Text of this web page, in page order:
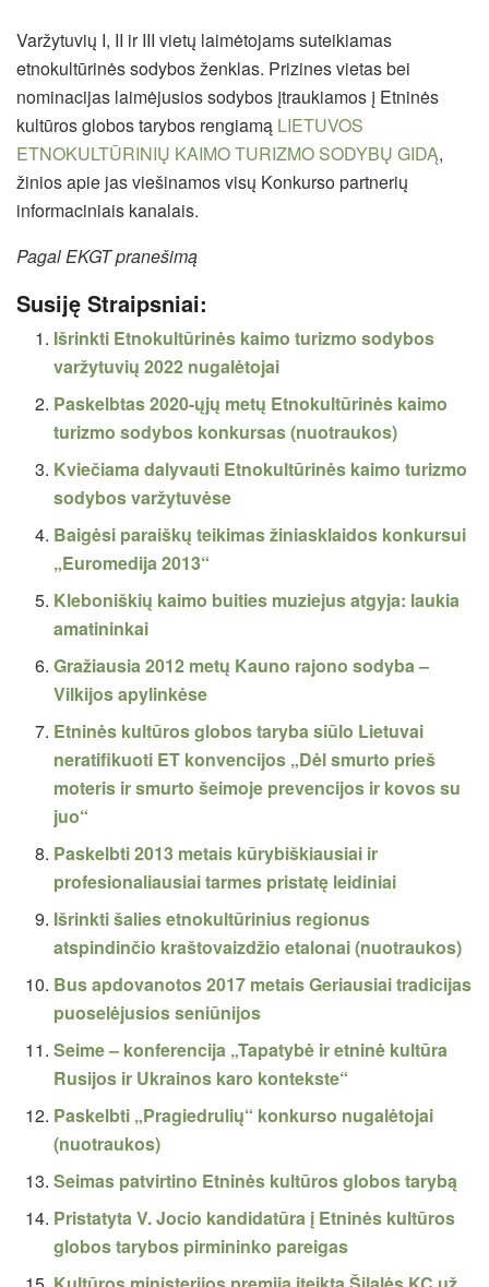
Varžytuvių I, II ir III vietų laimėtojams suteikiamas
etnokultūrinės sodybos ženklas. Prizines vietas bei
nominacijas laimėjusios sodybos įtraukiamos į Etninės
kultūros globos tarybos rengiamą LIETUVOS
ETNOKULTŪRINIŲ KAIMO TURIZMO SODYBŲ GIDĄ,
žinios apie jas viešinamos visų Konkurso partnerių
informaciniais kanalais.
Pagal EKGT pranešimą
Susiję Straipsniai:
Išrinkti Etnokultūrinės kaimo turizmo sodybos
varžytuvių 2022 nugalėtojai
Paskelbtas 2020-ųjų metų Etnokultūrinės kaimo
turizmo sodybos konkursas (nuotraukos)
Kviečiama dalyvauti Etnokultūrinės kaimo turizmo
sodybos varžytuvėse
Baigėsi paraiškų teikimas žiniasklaidos konkursui
„Euromedija 2013“
Kleboniškių kaimo buities muziejus atgyja: laukia
amatininkai
Gražiausia 2012 metų Kauno rajono sodyba –
Vilkijos apylinkėse
Etninės kultūros globos taryba siūlo Lietuvai
neratifikuoti ET konvencijos „Dėl smurto prieš
moteris ir smurto šeimoje prevencijos ir kovos su
juo“
Paskelbti 2013 metais kūrybiškiausiai ir
profesionaliausiai tarmes pristatę leidiniai
Išrinkti šalies etnokultūrinius regionus
atspindinčio kraštovaizdžio etalonai (nuotraukos)
Bus apdovanotos 2017 metais Geriausiai tradicijas
puoselėjusios seniūnijos
Seime – konferencija „Tapatybė ir etninė kultūra
Rusijos ir Ukrainos karo kontekste“
Paskelbti „Pragiedrulių“ konkurso nugalėtojai
(nuotraukos)
Seimas patvirtino Etninės kultūros globos tarybą
Pristatyta V. Jocio kandidatūra į Etninės kultūros
globos tarybos pirmininko pareigas